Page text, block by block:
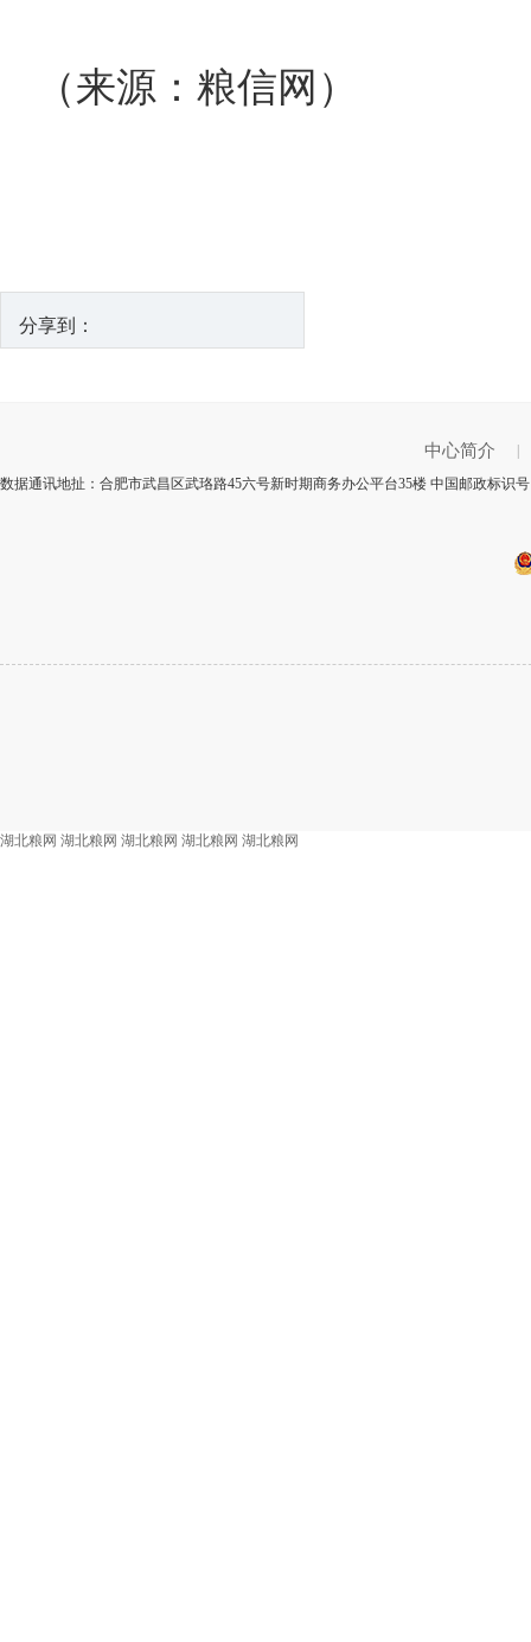
（来源：粮信网）
分享到：
中心简介
数据通讯地扯：合肥市武昌区武珞路45六号新时期商务办公平台35楼 中国邮政标识
湖北粮网 湖北粮网 湖北粮网 湖北粮网 湖北粮网